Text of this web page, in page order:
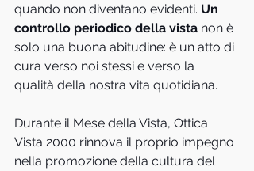
quando non diventano evidenti. Un
controllo periodico della vista non è
solo una buona abitudine: è un atto di
cura verso noi stessi e verso la
qualità della nostra vita quotidiana.
Durante il Mese della Vista, Ottica
Vista 2000 rinnova il proprio impegno
nella promozione della cultura del